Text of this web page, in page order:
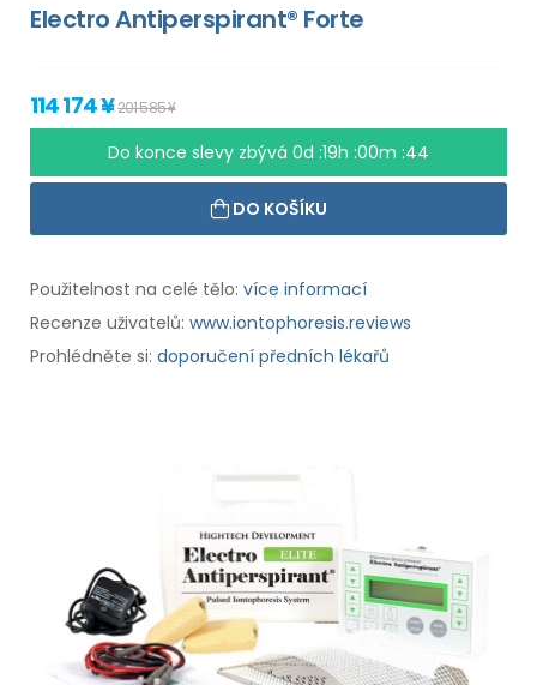
Electro Antiperspirant® Forte
114 174 ¥201 585 ¥
Do konce slevy zbývá0d :19h :00m :43
DO KOŠÍKU
Použitelnost na celé tělo: více informací
Recenze uživatelů: www.iontophoresis.reviews
Prohlédněte si: doporučení předních lékařů